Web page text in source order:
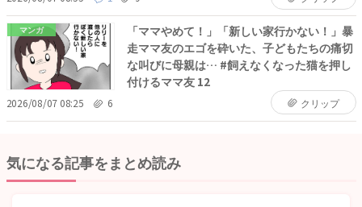
マンガ
「ママやめて！」「新しい家行かない！」暴
走ママ友のエゴを砕いた、子どもたちの痛切
な叫びに母親は… #飼えなくなった猫を押し
付けるママ友 12
2026/08/07 08:25 6 クリップ
気になる記事をまとめ読み